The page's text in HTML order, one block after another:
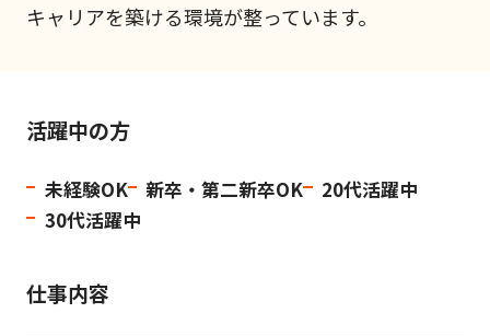
キャリアを築ける環境が整っています。
活躍中の方
未経験OK 新卒・第二新卒OK
20代活躍中
30代活躍中
仕事内容